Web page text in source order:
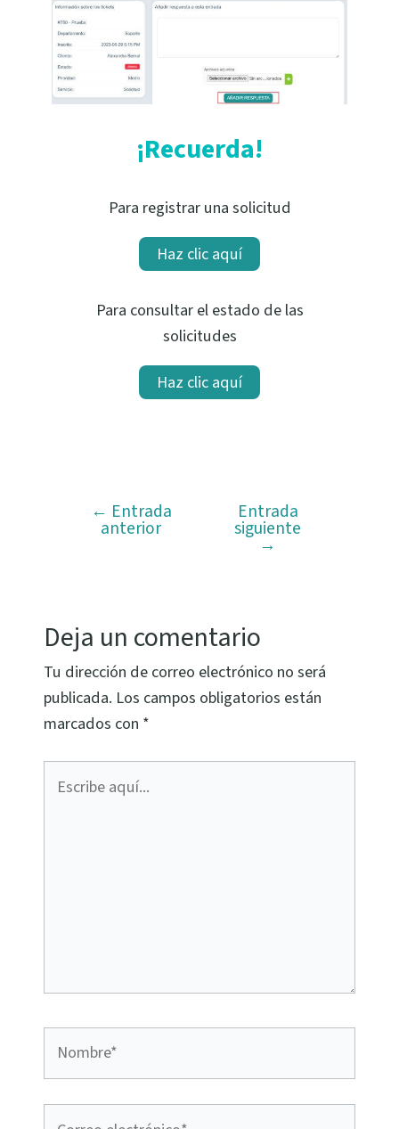
¡Recuerda!
Para registrar una solicitud
Haz clic aquí
Para consultar el estado de las
solicitudes
Haz clic aquí
← Entrada
anterior
Entrada
siguiente
→
Deja un comentario
Tu dirección de correo electrónico no será
publicada. Los campos obligatorios están
marcados con *
aquí...